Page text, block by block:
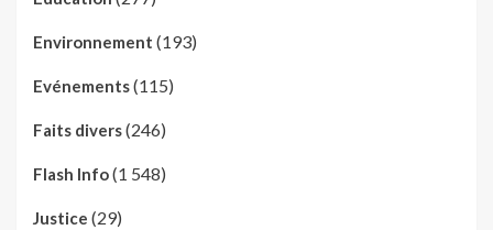
Environnement (193)
Evénements(115)
Faits divers(246)
Flash Info(1 548)
Justice (29)